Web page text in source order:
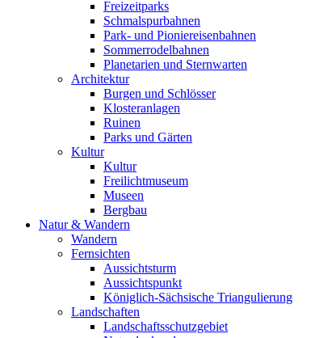
Freizeitparks
Schmalspurbahnen
Park- und Pioniereisenbahnen
Sommerrodelbahnen
Planetarien und Sternwarten
Architektur
Burgen und Schlösser
Klosteranlagen
Ruinen
Parks und Gärten
Kultur
Kultur
Freilichtmuseum
Museen
Bergbau
Natur & Wandern
Wandern
Fernsichten
Aussichtsturm
Aussichtspunkt
Königlich-Sächsische Triangulierung
Landschaften
Landschaftsschutzgebiet